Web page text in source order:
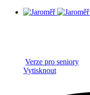
Verze pro seniory
Vytisknout